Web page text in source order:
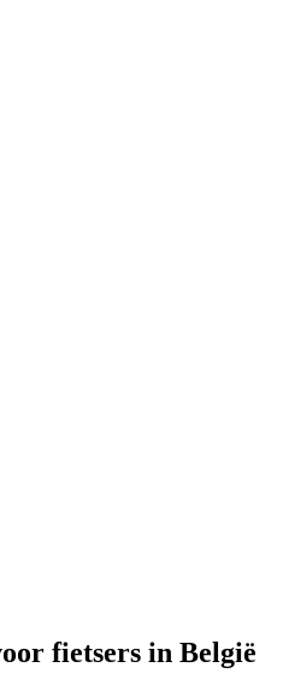
fietsers in België